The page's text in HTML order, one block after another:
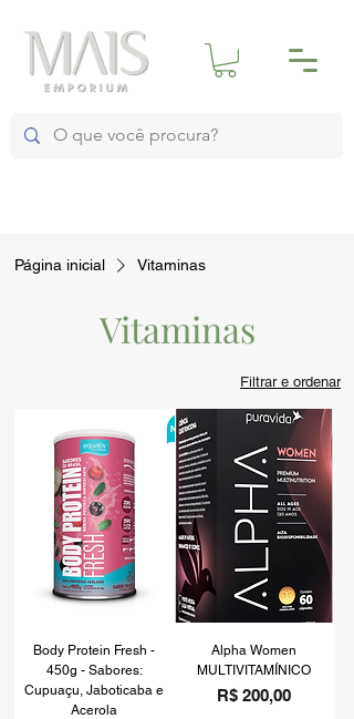
Página inicial Vitaminas
Vitaminas
Filtrar e ordenar
Body Protein Fresh -
450g - Sabores:
Cupuaçu, Jaboticaba e
Acerola
Alpha Women
MULTIVITAMÍNICO
Preço
R$ 200,00